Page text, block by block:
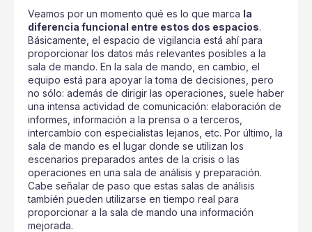
Veamos por un momento qué es lo que marca la
diferencia funcional entre estos dos espacios.
Básicamente, el espacio de vigilancia está ahí para
proporcionar los datos más relevantes posibles a la
sala de mando. En la sala de mando, en cambio, el
equipo está para apoyar la toma de decisiones, pero
no sólo: además de dirigir las operaciones, suele haber
una intensa actividad de comunicación: elaboración de
informes, información a la prensa o a terceros,
intercambio con especialistas lejanos, etc. Por último, la
sala de mando es el lugar donde se utilizan los
escenarios preparados antes de la crisis o las
operaciones en una sala de análisis y preparación.
Cabe señalar de paso que estas salas de análisis
también pueden utilizarse en tiempo real para
proporcionar a la sala de mando una información
mejorada.